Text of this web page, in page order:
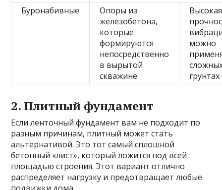
Буронабивные
Опоры из
железобетона,
которые
формируются
непосредственно
в вырытой
скважине
Высокая
можно
грунтах
2. Плитный фундамент
Если ленточный фундамент вам не подходит по
разным причинам, плитный может стать
альтернативой. Это тот самый сплошной
бетонный «лист», который ложится под всей
площадью строения. Этот вариант отлично
распределяет нагрузку и предотвращает любые
подвижки дома.